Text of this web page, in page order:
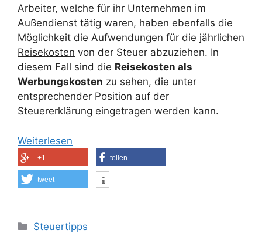
Arbeiter, welche für ihr Unternehmen im
Außendienst tätig waren, haben ebenfalls die
Möglichkeit die Aufwendungen für die jährlichen
Reisekosten von der Steuer abzuziehen. In
diesem Fall sind die Reisekosten als
Werbungskosten zu sehen, die unter
entsprechender Position auf der
Steuererklärung eingetragen werden kann.
Weiterlesen
+1 teilen
tweet
Kategorien
Steuertipps